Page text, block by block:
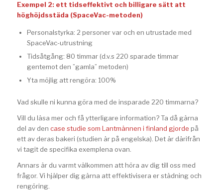
Exempel 2: ett tidseffektivt och billigare sätt att
höghöjdsstäda (SpaceVac-metoden)
Personalstyrka: 2 personer var och en utrustade med
SpaceVac-utrustning
Tidsåtgång: 80 timmar (d.v.s 220 sparade timmar
gentemot den ”gamla” metoden)
Yta möjlig att rengöra: 100%
Vad skulle ni kunna göra med de insparade 220 timmarna?
Vill du läsa mer och få ytterligare information? Ta då gärna
del av den case studie som Lantmännen i finland gjorde på
ett av deras bakeri (studien är på engelska). Det är därifrån
vi tagit de specifika exemplena ovan.
Annars är du varmt välkommen att höra av dig till oss med
frågor. Vi hjälper dig gärna att effektivisera er städning och
rengöring.